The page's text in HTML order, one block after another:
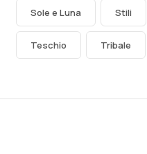
Sole e Luna Stili
Teschio Tribale